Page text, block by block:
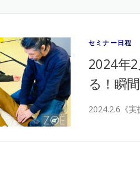
セミナー日程
2024年
る！瞬
2024.2.6《